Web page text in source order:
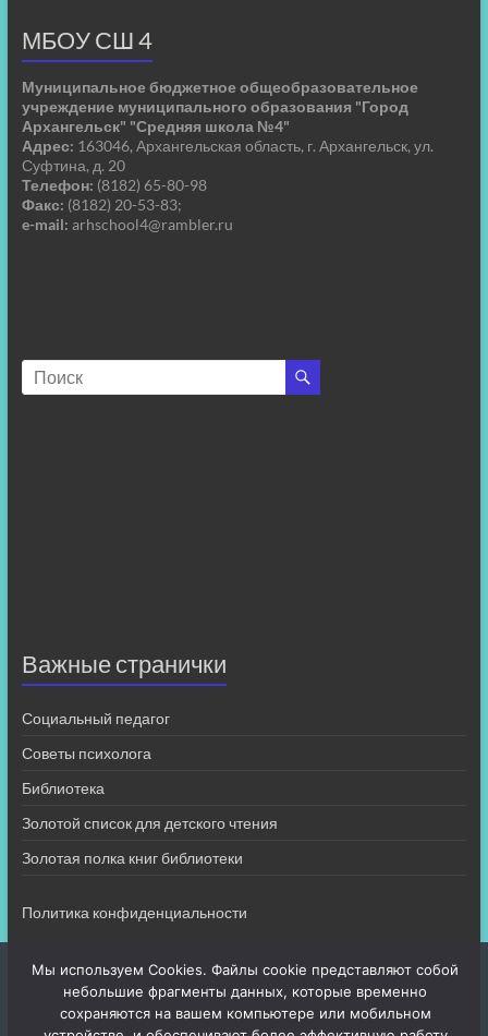
МБОУ СШ 4
Муниципальное бюджетное общеобразовательное
учреждение муниципального образования "Город
Архангельск" "Средняя школа №4"
Адрес: 163046, Архангельская область, г. Архангельск, ул.
Суфтина, д. 20
Телефон: (8182) 65-80-98
Факс: (8182) 20-53-83;
e-mail: arhschool4@rambler.ru
Важные странички
Социальный педагог
Советы психолога
Библиотека
Золотой список для детского чтения
Золотая полка книг библиотеки
Политика конфиденциальности
Мы используем Cookies. Файлы cookie представляют собой
небольшие фрагменты данных, которые временно
сохраняются на вашем компьютере или мобильном